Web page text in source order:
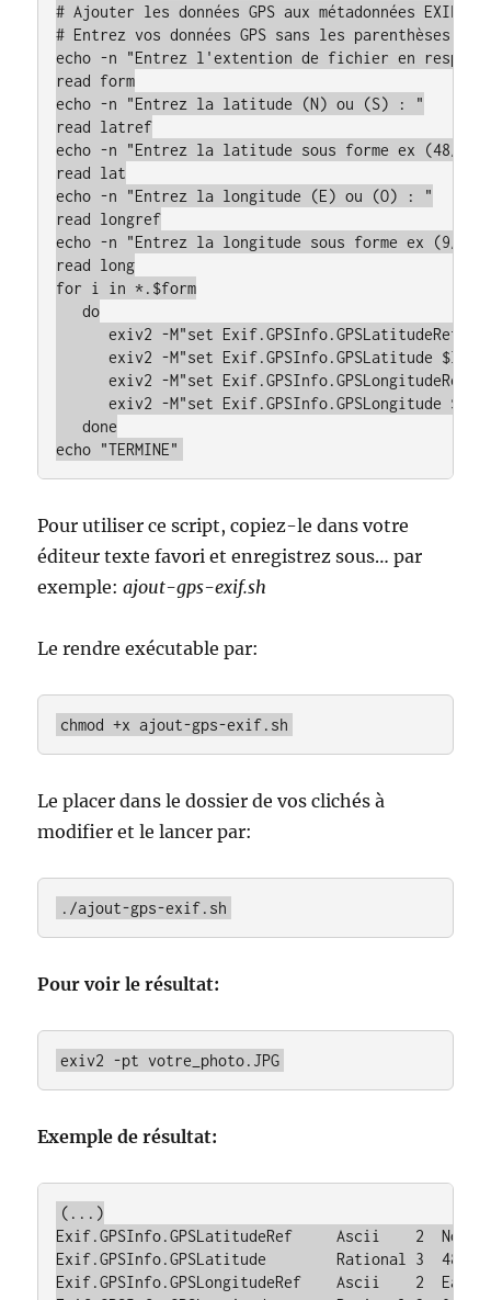
# Ajouter les données GPS aux métadonnées EXIF -
# Entrez vos données GPS sans les
echo -n "Entrez l'extention de fichier en
read form
echo -n "Entrez la latitude (N) ou (S) : "
read latref
echo -n "Entrez la latitude sous forme ex (48/1
read lat
echo -n "Entrez la longitude (E) ou (O) : "
read longref
echo -n "Entrez la longitude sous forme ex (9/1
read long
for i in *.$form
   do
exiv2 -M"set Exif.GPSInfo.GPSLatitudeRef
exiv2 -M"set Exif.GPSInfo.GPSLatitude $lat"
exiv2 -M"set Exif.GPSInfo.GPSLongitudeRef
exiv2 -M"set Exif.GPSInfo.GPSLongitude
   done
echo "TERMINE"
Pour utiliser ce script, copiez-le dans votre
éditeur texte favori et enregistrez sous… par
exemple:ajout-gps-exif.sh
Le rendre exécutable par:
chmod +x ajout-gps-exif.sh
Le placer dans le dossier de vos clichés à
modifier et le lancer par:
./ajout-gps-exif.sh
Pour voir le résultat:
exiv2 -pt votre_photo.JPG
Exemple de résultat:
(...)
Exif.GPSInfo.GPSLatitudeRef     Ascii    2  North
Exif.GPSInfo.GPSLatitude        Rational 3
Exif.GPSInfo.GPSLongitudeRef    Ascii    2  East